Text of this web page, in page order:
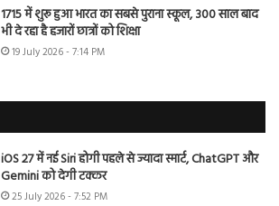
1715 में शुरू हुआ भारत का सबसे पुराना स्कूल, 300 साल बाद
भी दे रहा है हजारों छात्रों को शिक्षा
19 July 2026 - 7:14 PM
iOS 27 में नई Siri होगी पहले से ज्यादा स्मार्ट, ChatGPT और
Gemini को देगी टक्कर
25 July 2026 - 7:52 PM